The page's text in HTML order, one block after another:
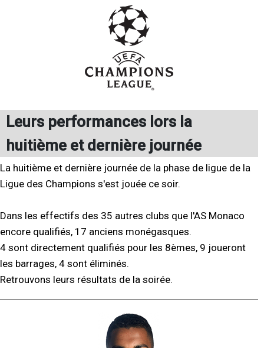
Leurs performances lors la
huitième et dernière journée
La huitième et dernière journée de la phase de ligue de la
Ligue des Champions s'est jouée ce soir.
Dans les effectifs des 35 autres clubs que l'AS Monaco
encore qualifiés, 17 anciens monégasques.
4 sont directement qualifiés pour les 8èmes, 9 joueront
les barrages, 4 sont éliminés.
Retrouvons leurs résultats de la soirée.